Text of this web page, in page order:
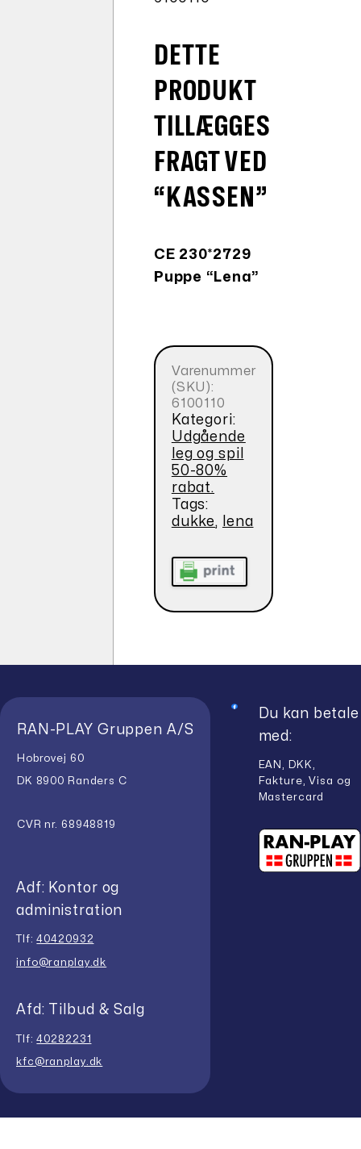
DETTE
PRODUKT
TILLÆGGES
FRAGT VED
“KASSEN”
CE 230*2729
Puppe “Lena”
Varenummer
(SKU):
6100110
Kategori:
Udgående
leg og spil
50-80%
rabat.
Tags:
dukke, lena
RAN-PLAY Gruppen A/S
Hobrovej 60
DK 8900 Randers C
CVR nr. 68948819
Adf: Kontor og
administration
Tlf:40420932
info@ranplay.dk
Afd: Tilbud & Salg
Tlf:40282231
kfc@ranplay.dk
Du kan betale
med:
EAN, DKK,
Fakture, Visa og
Mastercard